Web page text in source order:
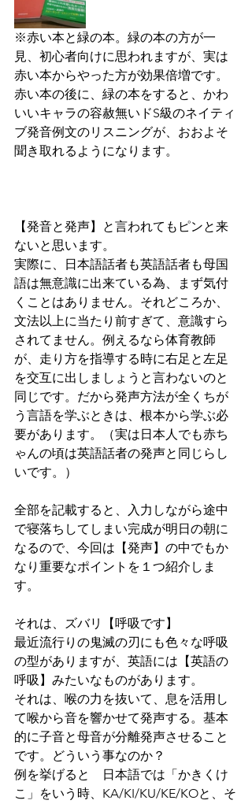
※赤い本と緑の本。緑の本の方が一
見、初心者向けに思われますが、実は
赤い本からやった方が効果倍増です。
赤い本の後に、緑の本をすると、かわ
いいキャラの容赦無いドS級のネイティ
ブ発音例文のリスニングが、おおよそ
聞き取れるようになります。
【発音と発声】と言われてもピンと来
ないと思います。
実際に、日本語話者も英語話者も母国
語は無意識に出来ている為、まず気付
くことはありません。それどころか、
文法以上に当たり前すぎて、意識すら
されてません。例えるなら体育教師
が、走り方を指導する時に右足と左足
を交互に出しましょうと言わないのと
同じです。だから発声方法が全くちが
う言語を学ぶときは、根本から学ぶ必
要があります。（実は日本人でも赤ち
ゃんの頃は英語話者の発声と同じらし
いです。）
全部を記載すると、入力しながら途中
で寝落ちしてしまい完成が明日の朝に
なるので、今回は【発声】の中でもか
なり重要なポイントを１つ紹介しま
す。
それは、ズバリ【呼吸です】
最近流行りの鬼滅の刃にも色々な呼吸
の型がありますが、英語には【英語の
呼吸】みたいなものがあります。
それは、喉の力を抜いて、息を活用し
て喉から音を響かせて発声する。基本
的に子音と母音が分離発声させること
です。どういう事なのか？
例を挙げると　日本語では「かきくけ
こ」をいう時、KA/KI/KU/KE/KOと、そ